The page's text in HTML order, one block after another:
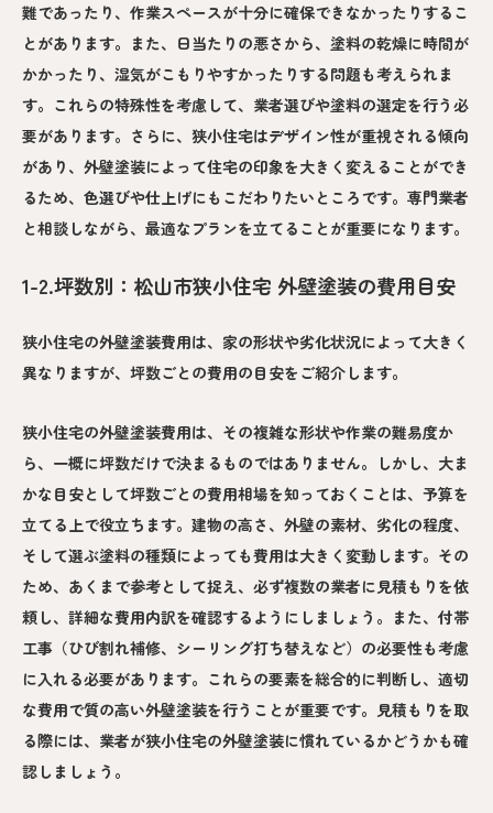
難であったり、作業スペースが十分に確保できなかったりするこ
とがあります。また、日当たりの悪さから、塗料の乾燥に時間が
かかったり、湿気がこもりやすかったりする問題も考えられま
す。これらの特殊性を考慮して、業者選びや塗料の選定を行う必
要があります。さらに、狭小住宅はデザイン性が重視される傾向
があり、外壁塗装によって住宅の印象を大きく変えることができ
るため、色選びや仕上げにもこだわりたいところです。専門業者
と相談しながら、最適なプランを立てることが重要になります。
1-2.坪数別：松山市狭小住宅 外壁塗装の費用目安
狭小住宅の外壁塗装費用は、家の形状や劣化状況によって大きく
異なりますが、坪数ごとの費用の目安をご紹介します。
狭小住宅の外壁塗装費用は、その複雑な形状や作業の難易度か
ら、一概に坪数だけで決まるものではありません。しかし、大ま
かな目安として坪数ごとの費用相場を知っておくことは、予算を
立てる上で役立ちます。建物の高さ、外壁の素材、劣化の程度、
そして選ぶ塗料の種類によっても費用は大きく変動します。その
ため、あくまで参考として捉え、必ず複数の業者に見積もりを依
頼し、詳細な費用内訳を確認するようにしましょう。また、付帯
工事（ひび割れ補修、シーリング打ち替えなど）の必要性も考慮
に入れる必要があります。これらの要素を総合的に判断し、適切
な費用で質の高い外壁塗装を行うことが重要です。見積もりを取
る際には、業者が狭小住宅の外壁塗装に慣れているかどうかも確
認しましょう。